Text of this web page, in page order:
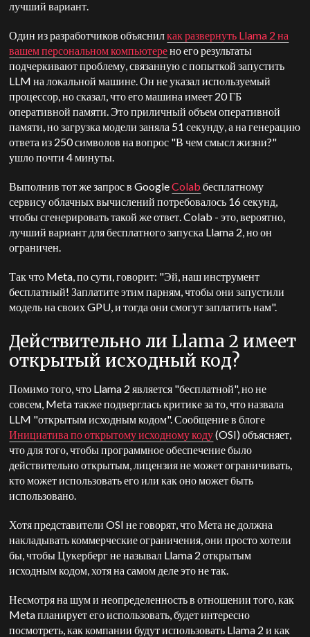
лучший вариант.
Один из разработчиков объяснилкак развернуть Llama 2 на
вашем персональном компьютерено его результаты
подчеркивают проблему, связанную с попыткой запустить
LLM на локальной машине. Он не указал используемый
процессор, но сказал, что его машина имеет 20 ГБ
оперативной памяти. Это приличный объем оперативной
памяти, но загрузка модели заняла 51 секунду, а на генерацию
ответа из 250 символов на вопрос "В чем смысл жизни?"
ушло почти 4 минуты.
Выполнив тот же запрос в GoogleColab бесплатному
сервису облачных вычислений потребовалось 16 секунд,
чтобы сгенерировать такой же ответ. Colab - это, вероятно,
лучший вариант для бесплатного запуска Llama 2, но он
ограничен.
Так что Meta, по сути, говорит: "Эй, наш инструмент
бесплатный! Заплатите этим парням, чтобы они запустили
модель на своих GPU, и тогда они смогут заплатить нам".
Действительно ли Llama 2 имеет
открытый исходный код?
Помимо того, что Llama 2 является "бесплатной", но не
совсем, Meta также подверглась критике за то, что назвала
LLM "открытым исходным кодом". Сообщение в блоге
Инициатива по открытому исходному коду(OSI) объясняет,
что для того, чтобы программное обеспечение было
действительно открытым, лицензия не может ограничивать,
кто может использовать его или как оно может быть
использовано.
Хотя представители OSI не говорят, что Мета не должна
накладывать коммерческие ограничения, они просто хотели
бы, чтобы Цукерберг не называл Llama 2 открытым
исходным кодом, хотя на самом деле это не так.
Несмотря на шум и неопределенность в отношении того, как
Meta планирует его использовать, будет интересно
посмотреть, как компании будут использовать Llama 2 и как